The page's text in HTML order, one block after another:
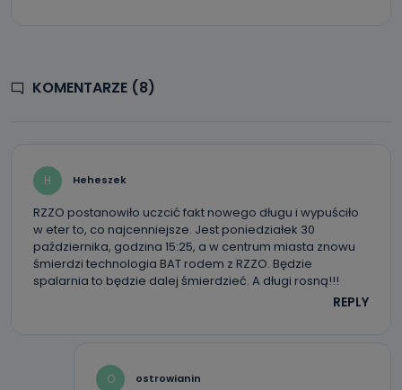
KOMENTARZE (8)
H Heheszek
RZZO postanowiło uczcić fakt nowego długu i wypuściło
w eter to, co najcenniejsze. Jest poniedziałek 30
października, godzina 15:25, a w centrum miasta znowu
śmierdzi technologia BAT rodem z RZZO. Będzie
spalarnia to będzie dalej śmierdzieć. A długi rosną!!!
REPLY
O ostrowianin